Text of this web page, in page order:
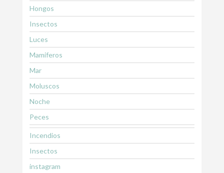
Hongos
Insectos
Luces
Mamiferos
Mar
Moluscos
Noche
Peces
Incendios
Insectos
instagram